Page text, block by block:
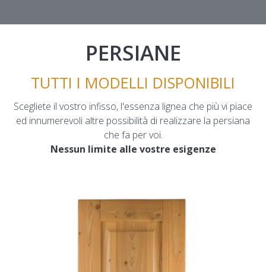
PERSIANE
TUTTI I MODELLI DISPONIBILI
Scegliete il vostro infisso, l'essenza lignea che più vi piace
ed innumerevoli altre possibilità di realizzare la persiana
che fa per voi.
Nessun limite alle vostre esigenze